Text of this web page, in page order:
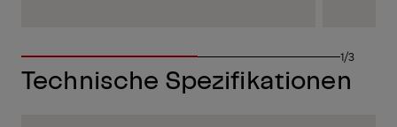
1/3
Technische Spezifikationen